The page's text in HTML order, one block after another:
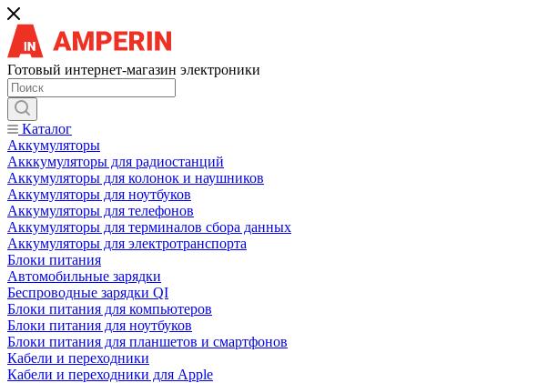
Готовый интернет-магазин электроники
Каталог
Аккумуляторы
Акккумуляторы для радиостанций
Аккумуляторы для колонок и наушников
Аккумуляторы для ноутбуков
Аккумуляторы для телефонов
Аккумуляторы для терминалов сбора данных
Аккумуляторы для электротранспорта
Блоки питания
Автомобильные зарядки
Беспроводные зарядки QI
Блоки питания для компьютеров
Блоки питания для ноутбуков
Блоки питания для планшетов и смартфонов
Кабели и переходники
Кабели и переходники для Apple